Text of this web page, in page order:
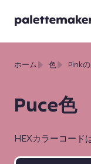
Puce色
HEXカラーコード
ホーム 色 Pink